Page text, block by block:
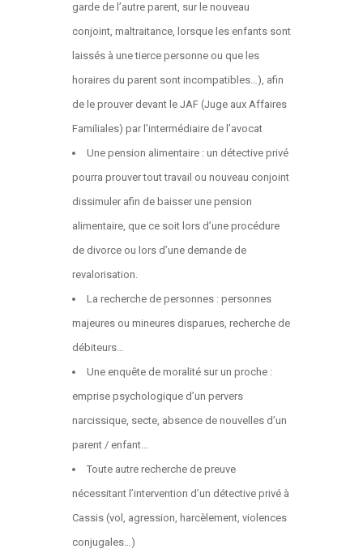
garde de l’autre parent, sur le nouveau
conjoint, maltraitance, lorsque les enfants sont
laissés à une tierce personne ou que les
horaires du parent sont incompatibles…), afin
de le prouver devant le JAF (Juge aux Affaires
Familiales) par l’intermédiaire de l’avocat
Une pension alimentaire : un détective privé
pourra prouver tout travail ou nouveau conjoint
dissimuler afin de baisser une pension
alimentaire, que ce soit lors d’une procédure
de divorce ou lors d’une demande de
revalorisation.
La recherche de personnes : personnes
majeures ou mineures disparues, recherche de
débiteurs…
Une enquête de moralité sur un proche :
emprise psychologique d’un pervers
narcissique, secte, absence de nouvelles d’un
parent / enfant…
Toute autre recherche de preuve
nécessitant l’intervention d’un détective privé à
Cassis (vol, agression, harcèlement, violences
conjugales…)